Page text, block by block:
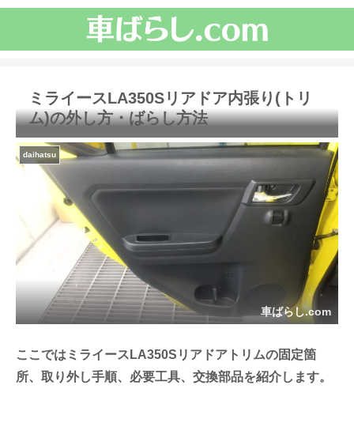
ミライースLA350Sリアドア内張り(トリ
ム)の外し方・ばらし方法
daihatsu
車ばらし.com
ここではミライースLA350Sリアドアトリムの固定箇
所、取り外し手順、必要工具、交換部品を紹介します。